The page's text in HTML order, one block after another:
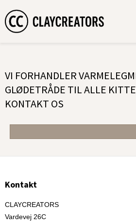
VI FORHANDLER
GLØDETRÅDE TIL ALLE
KONTAKT OS
Kontakt
CLAYCREATORS
Vardevej 26C